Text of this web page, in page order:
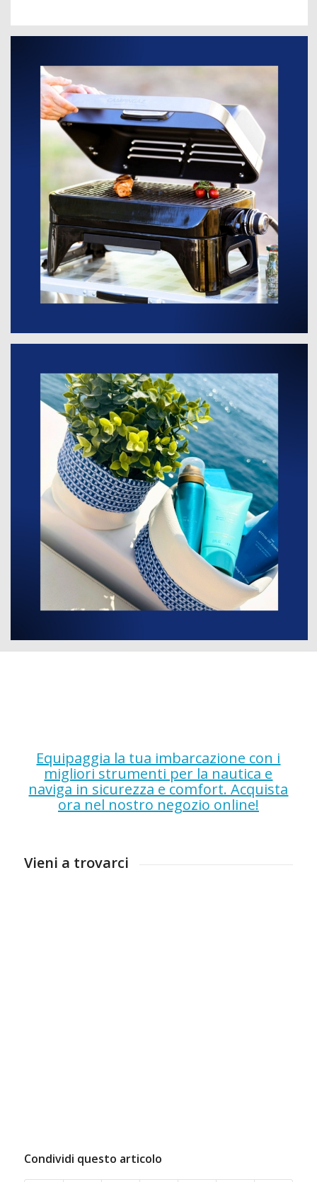
Equipaggia la tua imbarcazione con i
migliori strumenti per la nautica e
naviga in sicurezza e comfort. Acquista
ora nel nostro negozio online!
Vieni a trovarci
Condividi questo articolo